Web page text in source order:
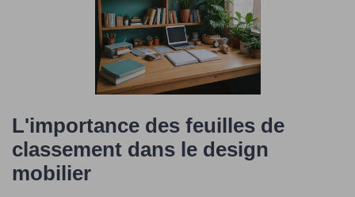
L'importance des feuilles de
classement dans le design
mobilier